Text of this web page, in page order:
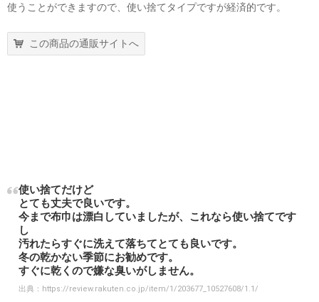
使うことができますので、使い捨てタイプですが経済的です。
この商品の通販サイトへ
使い捨てだけど
とても丈夫で良いです。
今まで布巾は漂白していましたが、これなら使い捨てです
し
汚れたらすぐに洗えて落ちてとても良いです。
冬の乾かない季節にお勧めです。
すぐに乾くので嫌な臭いがしません。
出典： https://review.rakuten.co.jp/item/1/203677_10527608/1.1/